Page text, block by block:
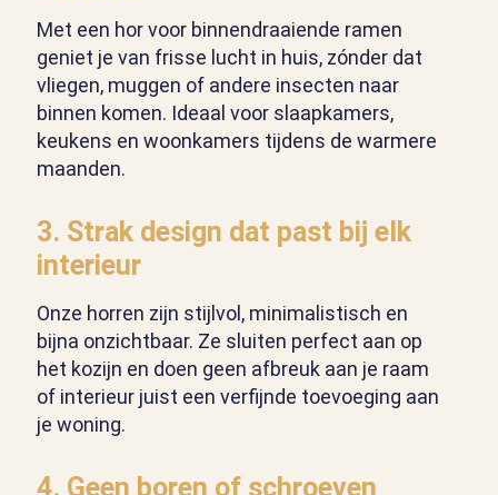
Met een hor voor binnendraaiende ramen
geniet je van frisse lucht in huis, zónder dat
vliegen, muggen of andere insecten naar
binnen komen. Ideaal voor slaapkamers,
keukens en woonkamers tijdens de warmere
maanden.
3. Strak design dat past bij elk
interieur
Onze horren zijn stijlvol, minimalistisch en
bijna onzichtbaar. Ze sluiten perfect aan op
het kozijn en doen geen afbreuk aan je raam
of interieur juist een verfijnde toevoeging aan
je woning.
4. Geen boren of schroeven